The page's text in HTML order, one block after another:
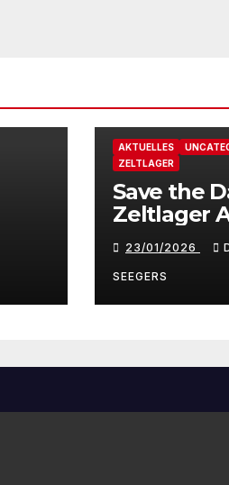
AKTUELLES
ZELTLAGER
Save the
Zeltlager
2026
23/01/2026
SEEGERS